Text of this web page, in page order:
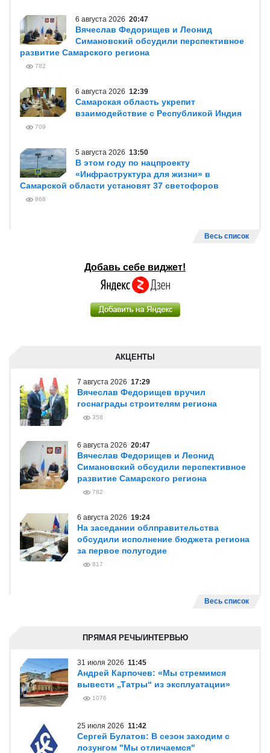
6 августа 2026 20:47
Вячеслав Федорищев и Леонид
Симановский обсудили перспективное
развитие Самарского региона
782
6 августа 2026 12:39
Самарская область укрепит
взаимодействие с Республикой Индия
709
5 августа 2026 13:50
В этом году по нацпроекту
«Инфраструктура для жизни» в
Самарской области установят 37 светофоров
868
Весь список
Добавь себе виджет!
АКЦЕНТЫ
7 августа 2026 17:29
Вячеслав Федорищев вручил
госнаграды строителям региона
358
6 августа 2026 20:47
Вячеслав Федорищев и Леонид
Симановский обсудили перспективное
развитие Самарского региона
782
6 августа 2026 19:24
На заседании облправительства
обсудили исполнение бюджета региона
за первое полугодие
817
Весь список
ПРЯМАЯ РЕЧЬ/ИНТЕРВЬЮ
31 июля 2026 11:45
Андрей Карпочев: «Мы стремимся
вывести „Татры“ из эксплуатации»
1076
25 июля 2026 11:42
Сергей Булатов: В сезон заходим с
лозунгом "Мы отличаемся"